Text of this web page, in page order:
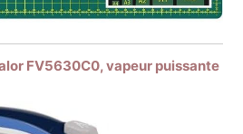
FV5630C0, vapeur puissante